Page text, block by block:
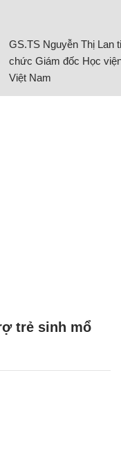
GS.TS Nguyễn Thị Lan
chức Giám đốc Học
Việt Nam
trẻ sinh mổ